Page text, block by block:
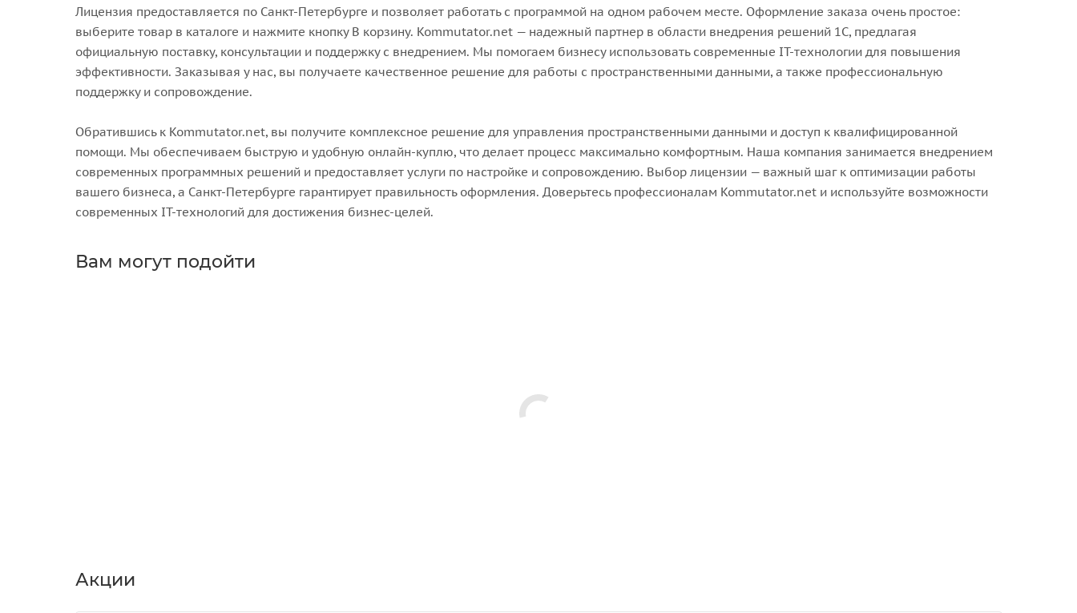
Лицензия предоставляется по Санкт-Петербурге и позволяет работать с программой на одном рабочем месте. Оформление заказа очень простое:
выберите товар в каталоге и нажмите кнопку В корзину. Kommutator.net — надежный партнер в области внедрения решений 1С, предлагая
официальную поставку, консультации и поддержку с внедрением. Мы помогаем бизнесу использовать современные IT-технологии для повышения
эффективности. Заказывая у нас, вы получаете качественное решение для работы с пространственными данными, а также профессиональную
поддержку и сопровождение.
Обратившись к Kommutator.net, вы получите комплексное решение для управления пространственными данными и доступ к квалифицированной
помощи. Мы обеспечиваем быструю и удобную онлайн-куплю, что делает процесс максимально комфортным. Наша компания занимается внедрением
современных программных решений и предоставляет услуги по настройке и сопровождению. Выбор лицензии — важный шаг к оптимизации работы
вашего бизнеса, а Санкт-Петербурге гарантирует правильность оформления. Доверьтесь профессионалам Kommutator.net и используйте возможности
современных IT-технологий для достижения бизнес-целей.
Вам могут подойти
Акции